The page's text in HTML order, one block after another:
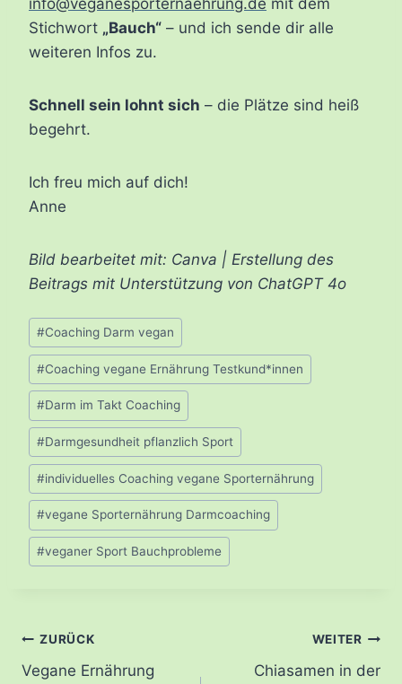
info@veganesporternaehrung.de mit dem
Stichwort „Bauch“ – und ich sende dir alle
weiteren Infos zu.
Schnell sein lohnt sich – die Plätze sind heiß
begehrt.
Ich freu mich auf dich!
Anne
Bild bearbeitet mit: Canva | Erstellung des
Beitrags mit Unterstützung von ChatGPT 4o
Schlagworte:
#Coaching Darm vegan
#Coaching vegane Ernährung Testkund*innen
#Darm im Takt Coaching
#Darmgesundheit pflanzlich Sport
#individuelles Coaching vegane Sporternährung
#vegane Sporternährung Darmcoaching
#veganer Sport Bauchprobleme
Beitragsnavigation
ZURÜCK
Vegane Ernährung
WEITER
Chiasamen in der